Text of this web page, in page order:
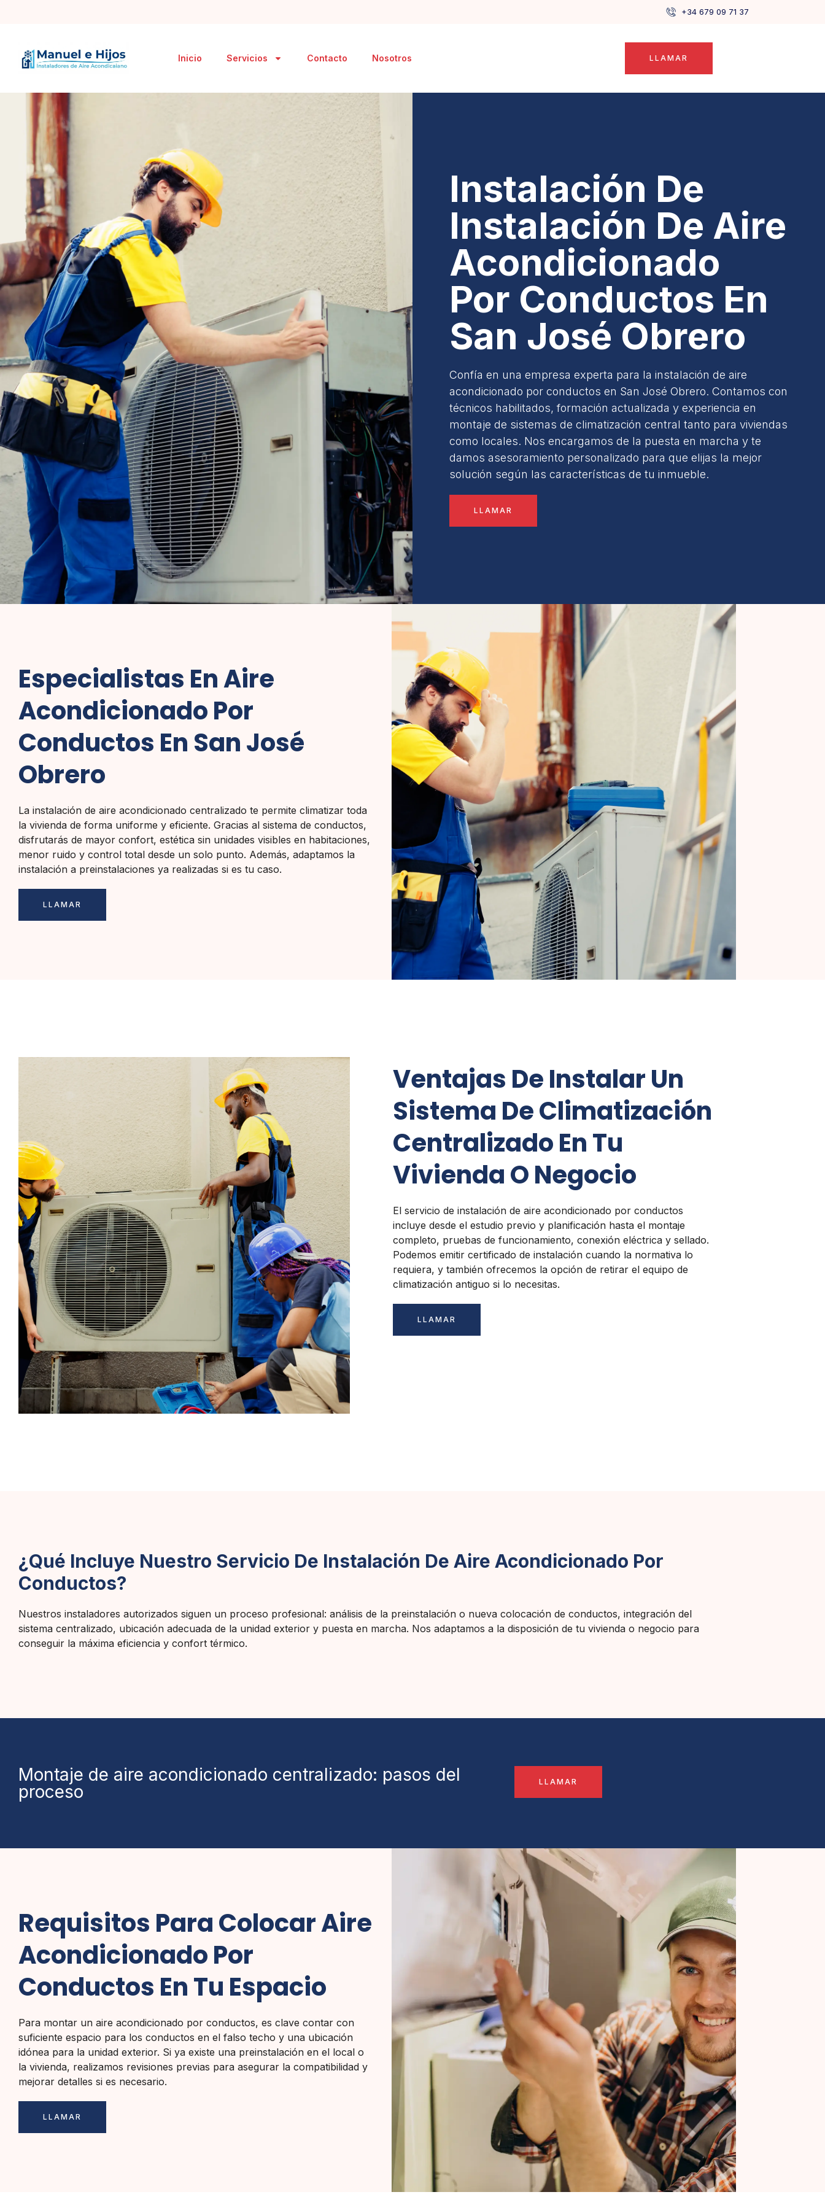
+34 679 09 71 37
Inicio Servicios Contacto Nosotros LLAMAR
Instalación De
Instalación De Aire
Acondicionado
Por Conductos En
San José Obrero
Confía en una empresa experta para la instalación de aire
acondicionado por conductos en San José Obrero. Contamos con
técnicos habilitados, formación actualizada y experiencia en
montaje de sistemas de climatización central tanto para viviendas
como locales. Nos encargamos de la puesta en marcha y te
damos asesoramiento personalizado para que elijas la mejor
solución según las características de tu inmueble.
LLAMAR
Especialistas En Aire
Acondicionado Por
Conductos En San José
Obrero
La instalación de aire acondicionado centralizado te permite climatizar toda
la vivienda de forma uniforme y eficiente. Gracias al sistema de conductos,
disfrutarás de mayor confort, estética sin unidades visibles en habitaciones,
menor ruido y control total desde un solo punto. Además, adaptamos la
instalación a preinstalaciones ya realizadas si es tu caso.
LLAMAR
Ventajas De Instalar Un
Sistema De Climatización
Centralizado En Tu
Vivienda O Negocio
El servicio de instalación de aire acondicionado por conductos
incluye desde el estudio previo y planificación hasta el montaje
completo, pruebas de funcionamiento, conexión eléctrica y sellado.
Podemos emitir certificado de instalación cuando la normativa lo
requiera, y también ofrecemos la opción de retirar el equipo de
climatización antiguo si lo necesitas.
LLAMAR
¿Qué Incluye Nuestro Servicio De Instalación De Aire Acondicionado Por
Conductos?
Nuestros instaladores autorizados siguen un proceso profesional: análisis de la preinstalación o nueva colocación de conductos, integración del
sistema centralizado, ubicación adecuada de la unidad exterior y puesta en marcha. Nos adaptamos a la disposición de tu vivienda o negocio para
conseguir la máxima eficiencia y confort térmico.
Montaje de aire acondicionado centralizado: pasos del
proceso
LLAMAR
Requisitos Para Colocar Aire
Acondicionado Por
Conductos En Tu Espacio
Para montar un aire acondicionado por conductos, es clave contar con
suficiente espacio para los conductos en el falso techo y una ubicación
idónea para la unidad exterior. Si ya existe una preinstalación en el local o
la vivienda, realizamos revisiones previas para asegurar la compatibilidad y
mejorar detalles si es necesario.
LLAMAR